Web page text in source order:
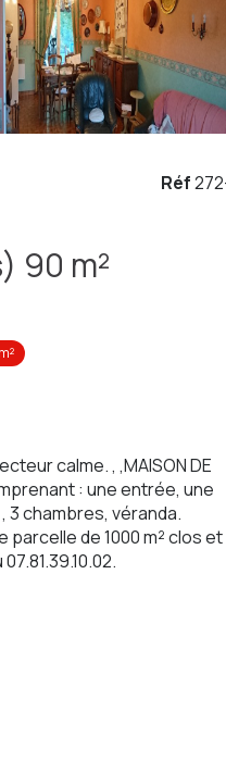
Maison 5 pièce(s) 3 chambre(s) 90 m²
Réf
calme. , ,MAISON DE
: une entrée, une
3 chambres, véranda.
de 1000 m² clos et